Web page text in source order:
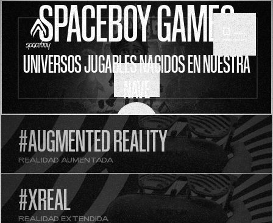
SPACEBOY GAMES
UNIVERSOS JUGABLES NACIDOS EN NUESTRA
NAVE
SCROLL
#AUGMENTED REALITY
REALIDAD AUMENTADA
#XREAL